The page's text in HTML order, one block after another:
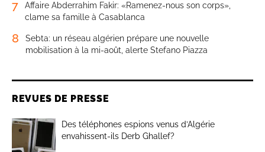
7
Affaire Abderrahim Fakir: «Ramenez-nous son corps»,
clame sa famille à Casablanca
8
Sebta: un réseau algérien prépare une nouvelle
mobilisation à la mi-août, alerte Stefano Piazza
REVUES DE PRESSE
Des téléphones espions venus d’Algérie
envahissent-ils Derb Ghallef?